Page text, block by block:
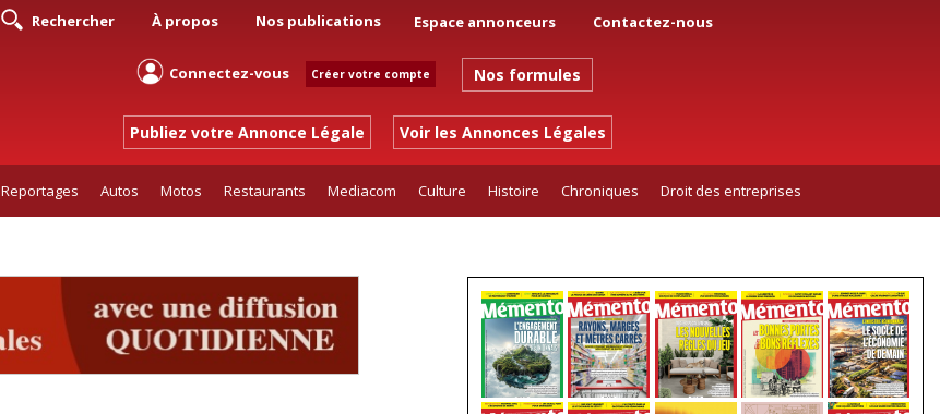
Rechercher À propos Nos publications Espace annonceurs Contactez-nous
Connectez-vous Créer votre compte Nos formules
Publiez votre Annonce Légale Voir les Annonces Légales
Reportages Autos Motos Restaurants Mediacom Culture Histoire Chroniques Droit des entreprises